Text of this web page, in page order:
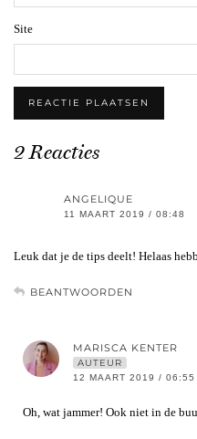
Site
2 Reacties
ANGELIQUE
11 MAART 2019 / 08:48
Leuk dat je de tips deelt! Helaas
BEANTWOORDEN
MARISCA KENTER
AUTEUR
12 MAART 2019 / 06:55
Oh, wat jammer! Ook niet in de